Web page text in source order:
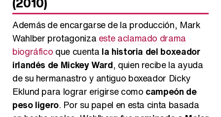
Además de encargarse de la producción, Mark
Wahlber protagoniza este aclamado drama
biográfico que cuenta la historia del boxeador
irlandés de Mickey Ward, quien recibe la ayuda
de su hermanastro y antiguo boxeador Dicky
Eklund para lograr erigirse como campeón de
peso ligero. Por su papel en esta cinta basada